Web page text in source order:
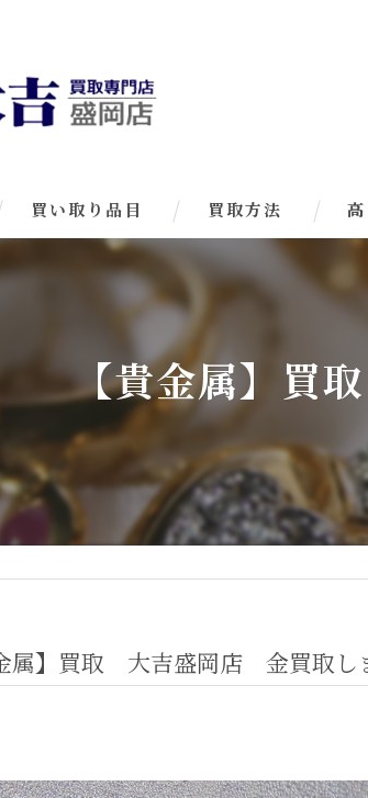
買い取り品目 買取方法
【貴金属】買
属】買取 大吉盛岡店 金買取し